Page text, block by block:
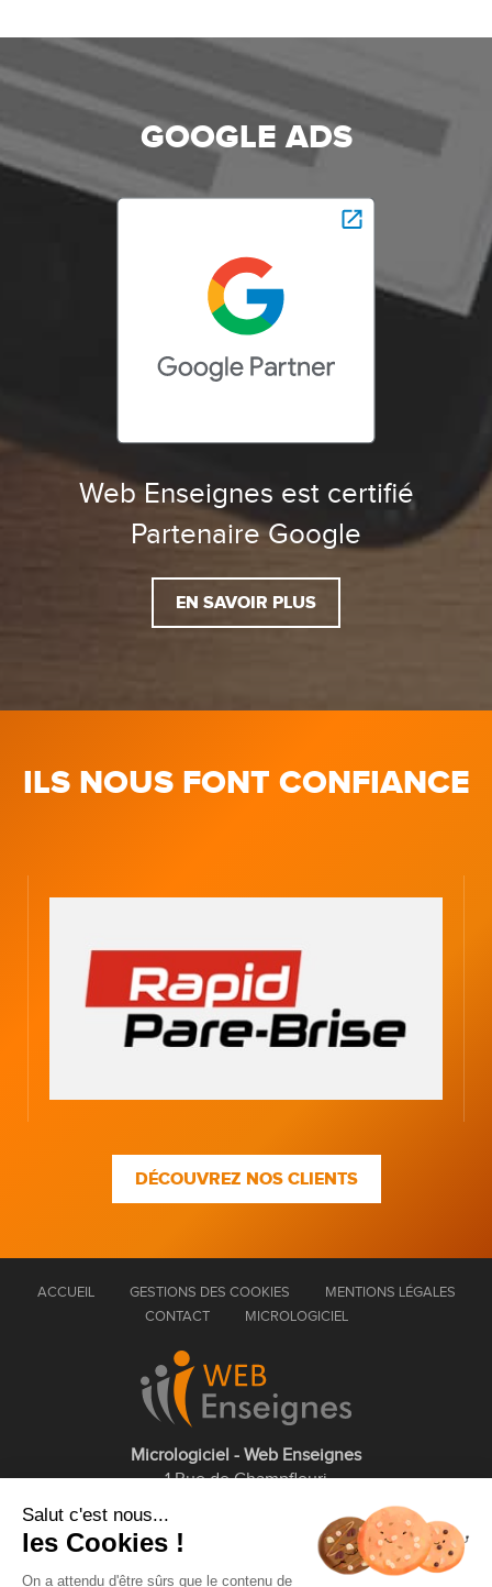
GOOGLE ADS
Web Enseignes est certifié
Partenaire Google
EN SAVOIR PLUS
ILS NOUS FONT CONFIANCE
DÉCOUVREZ NOS CLIENTS
ACCUEIL GESTIONS DES COOKIES
MENTIONS LÉGALES
CONTACT
MICROLOGICIEL
Micrologiciel - Web Enseignes
1 Rue de Champfleuri
01 75 43 63 60
Salut c'est nous...
les Cookies !
On a attendu d'être sûrs que le contenu de